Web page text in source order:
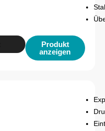
Produkt
anzeigen